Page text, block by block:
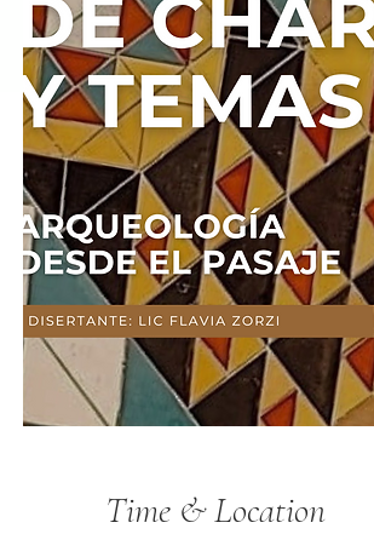
Time & Location